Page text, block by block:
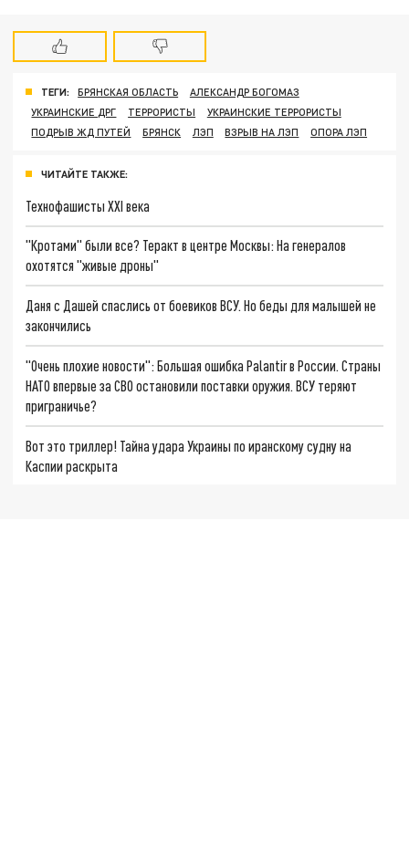
ТЕГИ: БРЯНСКАЯ ОБЛАСТЬ
АЛЕКСАНДР БОГОМАЗ
УКРАИНСКИЕ ДРГ
ТЕРРОРИСТЫ
УКРАИНСКИЕ ТЕРРОРИСТЫ
ПОДРЫВ ЖД ПУТЕЙ
БРЯНСК ЛЭП ВЗРЫВ НА ЛЭП ОПОРА ЛЭП
ЧИТАЙТЕ ТАКЖЕ:
Технофашисты XXI века
"Кротами" были все? Теракт в центре Москвы: На генералов
охотятся "живые дроны"
Даня с Дашей спаслись от боевиков ВСУ. Но беды для малышей не
закончились
"Очень плохие новости": Большая ошибка Palantir в России. Страны
НАТО впервые за СВО остановили поставки оружия. ВСУ теряют
приграничье?
Вот это триллер! Тайна удара Украины по иранскому судну на
Каспии раскрыта